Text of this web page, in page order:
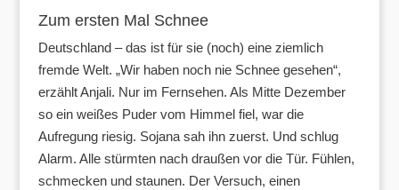
Zum ersten Mal Schnee
Deutschland – das ist für sie (noch) eine ziemlich
fremde Welt. „Wir haben noch nie Schnee gesehen“,
erzählt Anjali. Nur im Fernsehen. Als Mitte Dezember
so ein weißes Puder vom Himmel fiel, war die
Aufregung riesig. Sojana sah ihn zuerst. Und schlug
Alarm. Alle stürmten nach draußen vor die Tür. Fühlen,
schmecken und staunen. Der Versuch, einen